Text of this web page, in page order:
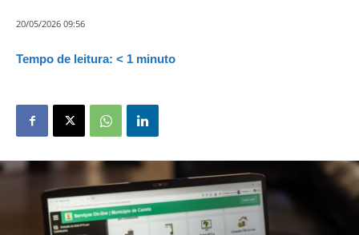
20/05/2026 09:56
Tempo de leitura: < 1 minuto